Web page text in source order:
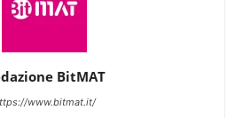
BitMAT
www.bitmat.it/